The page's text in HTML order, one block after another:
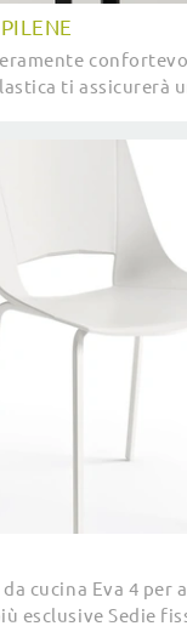
ti assicurerà
da cucina Eva 4 per
esclusive Sedie